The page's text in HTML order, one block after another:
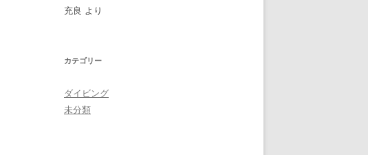
充良 より
カテゴリー
ダイビング
未分類